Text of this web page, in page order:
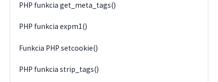
PHP funkcia get_meta_tags()
PHP funkcia expm1()
Funkcia PHP setcookie()
PHP funkcia strip_tags()